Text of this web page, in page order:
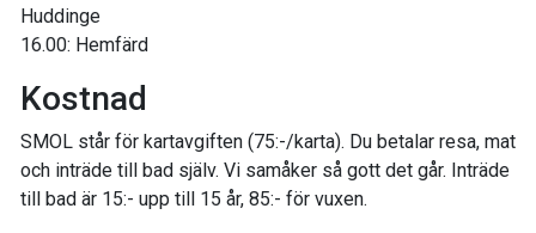
Huddinge
16.00: Hemfärd
Kostnad
SMOL står för kartavgiften (75:-/karta). Du betalar resa, mat
och inträde till bad själv. Vi samåker så gott det går. Inträde
till bad är 15:- upp till 15 år, 85:- för vuxen.